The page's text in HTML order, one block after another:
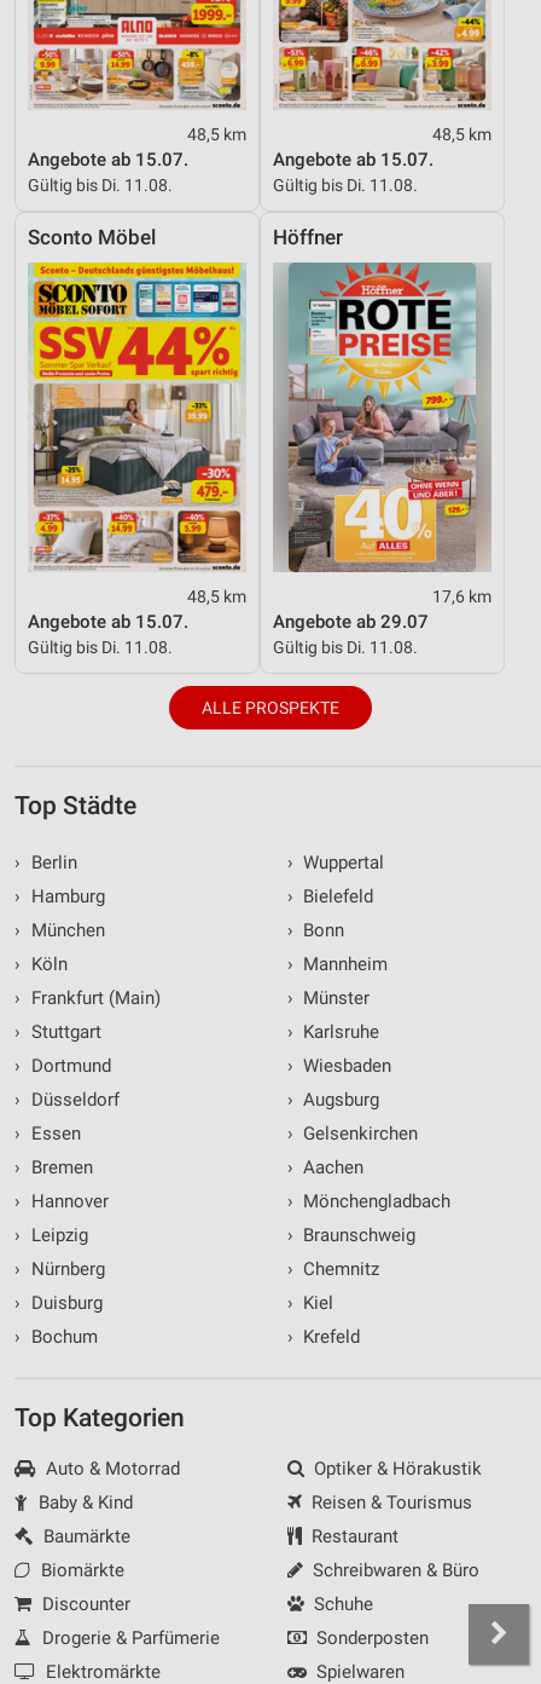
48,5 km
Angebote ab 15.07.
Gültig bis Di. 11.08.
48,5 km
Angebote ab 15.07.
Gültig bis Di. 11.08.
Sconto Möbel
48,5 km
Angebote ab 15.07.
Gültig bis Di. 11.08.
Höffner
17,6 km
Angebote ab 29.07
Gültig bis Di. 11.08.
ALLE PROSPEKTE
Top Städte
›
Berlin
›
Hamburg
›
München
›
Köln
›
Frankfurt (Main)
› Stuttgart
›
Dortmund
›
Düsseldorf
›
Essen
›
Bremen
›
Hannover
›
Leipzig
›
Nürnberg
›
Duisburg
›
Bochum
› Wuppertal
› Bielefeld
› Bonn
› Mannheim
› Münster
› Karlsruhe
› Wiesbaden
› Augsburg
› Gelsenkirchen
› Aachen
› Mönchengladbach
› Braunschweig
› Chemnitz
› Kiel
› Krefeld
Top Kategorien
Auto & Motorrad
Baby & Kind
Baumärkte
Biomärkte
Discounter
Drogerie & Parfümerie
Elektromärkte
Optiker & Hörakustik
Reisen & Tourismus
Restaurant
Schreibwaren & Büro
Schuhe
Sonderposten
Spielwaren